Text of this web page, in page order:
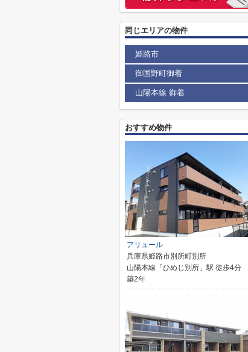
同じエリアの物件
姫路市
御国野町御着
山陽本線 御着
おすすめ物件
アリュール
兵庫県姫路市別所町別所
山陽本線「ひめじ別所」駅 徒歩4分
築2年